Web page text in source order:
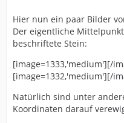
Hier nun ein paar Bilder
Der eigentliche
beschriftete Stein:
[image=1333,'medium'][/
[image=1332,'medium'][/
Natürlich sind unter
Koordinaten darauf